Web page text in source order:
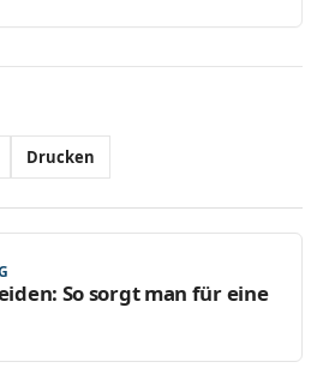
Drucken
So sorgt man für eine